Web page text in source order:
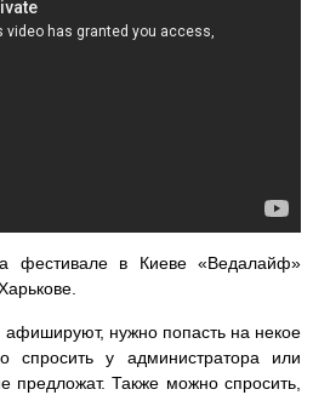
фестивале в Киеве «Ведалайф»
нужно попасть на некое
спросить у администратора или
предложат. Также можно спросить,